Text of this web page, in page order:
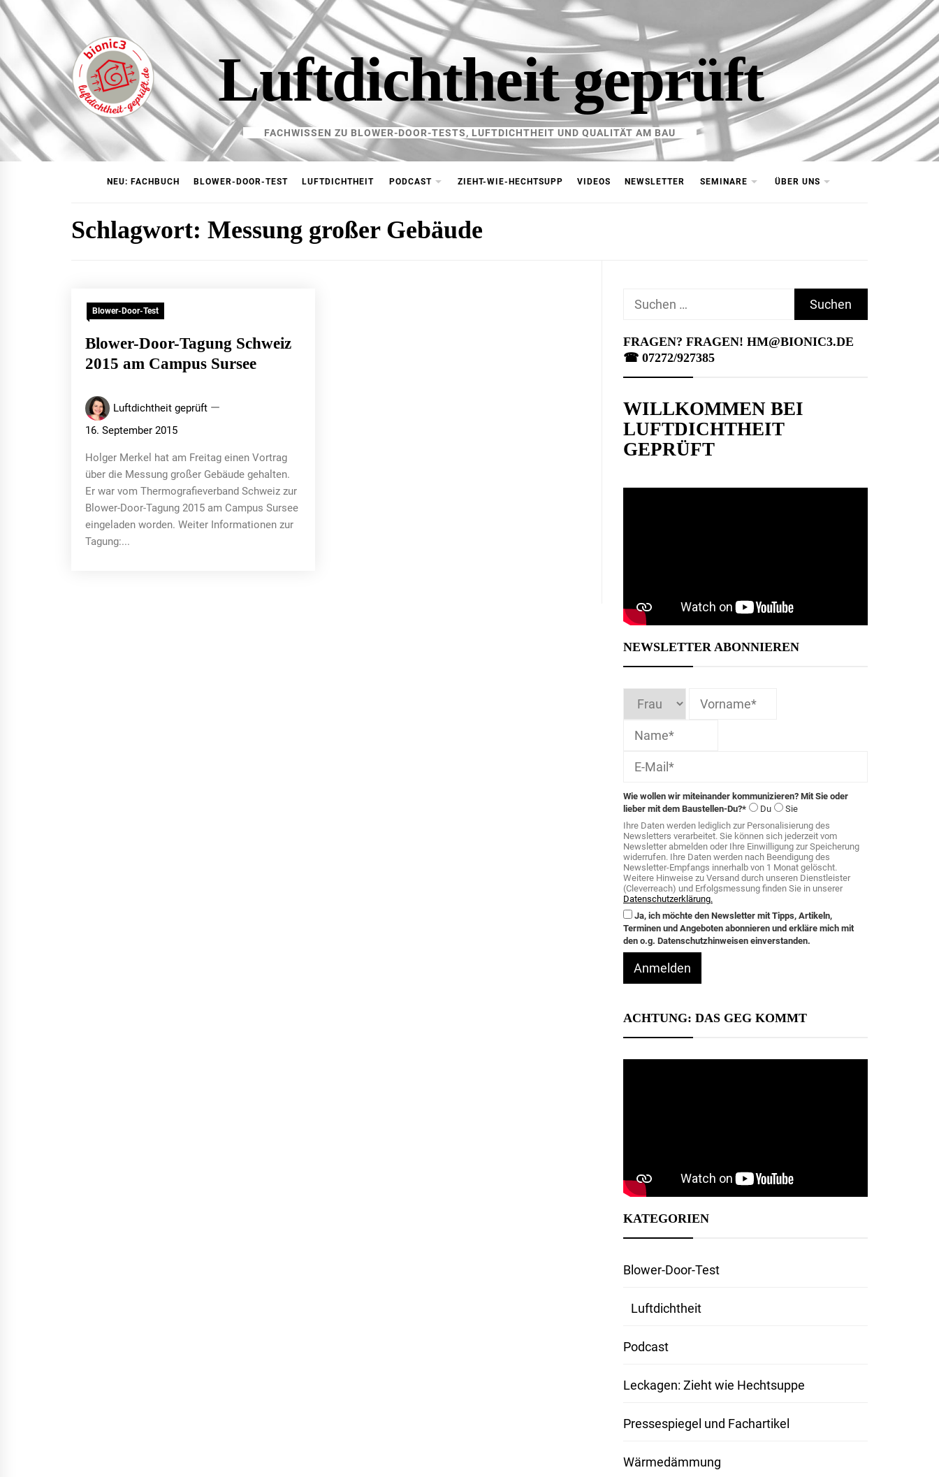
Skip
content
Luftdichtheit geprüft
FACHWISSEN ZU BLOWER-DOOR-TESTS, LUFTDICHTHEIT UND QUALITÄT AM BAU
NEU: FACHBUCH BLOWER-DOOR-TEST LUFTDICHTHEIT PODCAST ZIEHT-WIE-HECHTSUPP VIDEOS NEWSLETTER SEMINARE ÜBER UNS
Schlagwort: Messung großer Gebäude
Blower-Door-Test
Blower-Door-Tagung Schweiz
2015 am Campus Sursee
Luftdichtheit geprüft
16. September 2015
Holger Merkel hat am Freitag einen Vortrag
über die Messung großer Gebäude gehalten.
Er war vom Thermografieverband Schweiz zur
Blower-Door-Tagung 2015 am Campus Sursee
eingeladen worden. Weiter Informationen zur
Tagung:...
Suchen
FRAGEN? FRAGEN! HM@BIONIC3.DE
☎︎ 07272/927385
WILLKOMMEN BEI
LUFTDICHTHEIT
GEPRÜFT
NEWSLETTER ABONNIEREN
Wie wollen wir miteinander kommunizieren? Mit Sie oder
lieber mit dem Baustellen-Du?*
Du
Sie
Ihre Daten werden lediglich zur Personalisierung des
Newsletters verarbeitet. Sie können sich jederzeit vom
Newsletter abmelden oder Ihre Einwilligung zur Speicherung
widerrufen. Ihre Daten werden nach Beendigung des
Newsletter-Empfangs innerhalb von 1 Monat gelöscht.
Weitere Hinweise zu Versand durch unseren Dienstleister
(Cleverreach) und Erfolgsmessung finden Sie in unserer
Datenschutzerklärung.
Ja, ich möchte den Newsletter mit Tipps, Artikeln,
Terminen und Angeboten abonnieren und erkläre mich mit
den o.g. Datenschutzhinweisen einverstanden.
Anmelden
ACHTUNG: DAS GEG KOMMT
KATEGORIEN
Blower-Door-Test
Luftdichtheit
Podcast
Leckagen: Zieht wie Hechtsuppe
Pressespiegel und Fachartikel
Wärmedämmung